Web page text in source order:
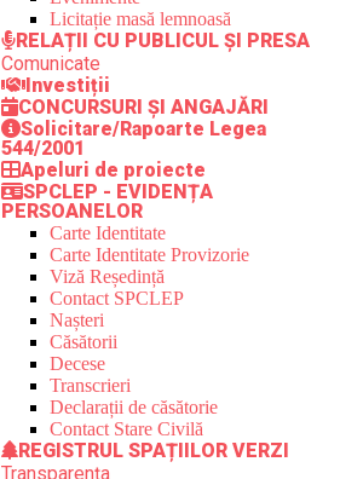
Licitație masă lemnoasă
RELAȚII CU PUBLICUL ȘI PRESA
Comunicate
Investiții
CONCURSURI ȘI ANGAJĂRI
Solicitare/Rapoarte Legea
544/2001
Apeluri de proiecte
SPCLEP - EVIDENȚA
PERSOANELOR
Carte Identitate
Carte Identitate Provizorie
Viză Reședință
Contact SPCLEP
Nașteri
Căsătorii
Decese
Transcrieri
Declarații de căsătorie
Contact Stare Civilă
REGISTRUL SPAȚIILOR VERZI
Transparența